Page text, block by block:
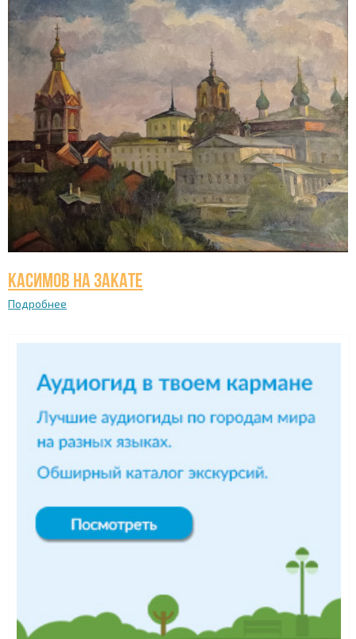
Касимов на закате
Подробнее